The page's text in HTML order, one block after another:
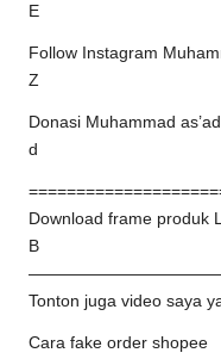
E
Follow Instagram
Z
Donasi Muhammad
d
Download frame produk
B
Tonton juga video saya
Cara fake order shopee